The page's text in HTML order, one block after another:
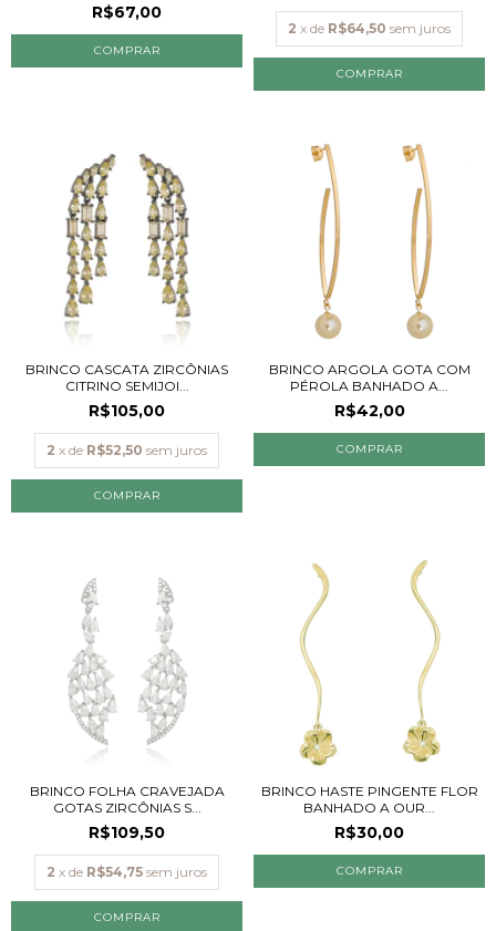
R$67,00
2 x de R$64,50 sem juros
BRINCO CASCATA ZIRCÔNIAS
CITRINO SEMIJOI...
R$105,00
2 x de R$52,50 sem juros
BRINCO ARGOLA GOTA COM
PÉROLA BANHADO A...
R$42,00
BRINCO FOLHA CRAVEJADA
GOTAS ZIRCÔNIAS S...
R$109,50
2 x de R$54,75 sem juros
BRINCO HASTE PINGENTE FLOR
BANHADO A OUR...
R$30,00